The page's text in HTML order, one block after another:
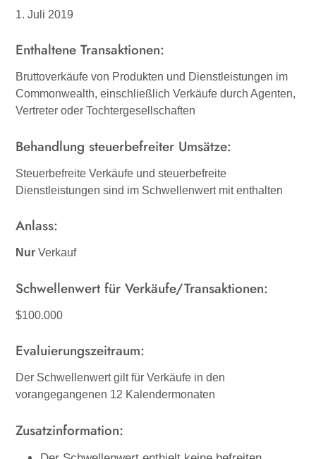
1. Juli 2019
Enthaltene Transaktionen:
Bruttoverkäufe von Produkten und Dienstleistungen im
Commonwealth, einschließlich Verkäufe durch Agenten,
Vertreter oder Tochtergesellschaften
Behandlung steuerbefreiter Umsätze:
Steuerbefreite Verkäufe und steuerbefreite
Dienstleistungen sind im Schwellenwert mit enthalten
Anlass:
Nur Verkauf
Schwellenwert für Verkäufe/Transaktionen:
$100.000
Evaluierungszeitraum:
Der Schwellenwert gilt für Verkäufe in den
vorangegangenen 12 Kalendermonaten
Zusatzinformation: